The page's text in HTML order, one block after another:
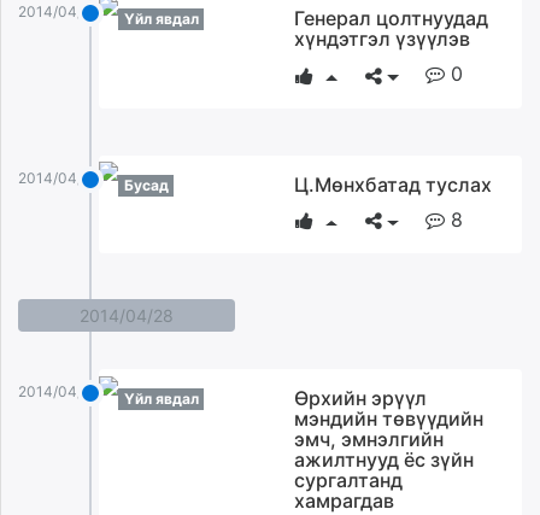
2014/04/29 Үйл явдал
Генерал цолтнуудад
хүндэтгэл үзүүлэв
0
2014/04/29 Бусад
Ц.Мөнхбатад туслах
8
2014/04/28
2014/04/28 Үйл явдал
Өрхийн эрүүл
мэндийн төвүүдийн
эмч, эмнэлгийн
ажилтнууд ёс зүйн
сургалтанд
хамрагдав